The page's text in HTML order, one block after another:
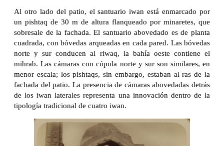
Al otro lado del patio, el santuario iwan está enmarcado por
un pishtaq de 30 m de altura flanqueado por minaretes, que
sobresale de la fachada. El santuario abovedado es de planta
cuadrada, con bóvedas arqueadas en cada pared. Las bóvedas
norte y sur conducen al riwaq, la bahía oeste contiene el
mihrab. Las cámaras con cúpula norte y sur son similares, en
menor escala; los pishtaqs, sin embargo, estaban al ras de la
fachada del patio. La presencia de cámaras abovedadas detrás
de los iwan laterales representa una innovación dentro de la
tipología tradicional de cuatro iwan.